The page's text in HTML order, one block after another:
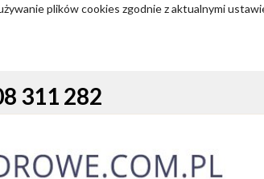
plików cookies zgodnie z aktualnymi
311 282